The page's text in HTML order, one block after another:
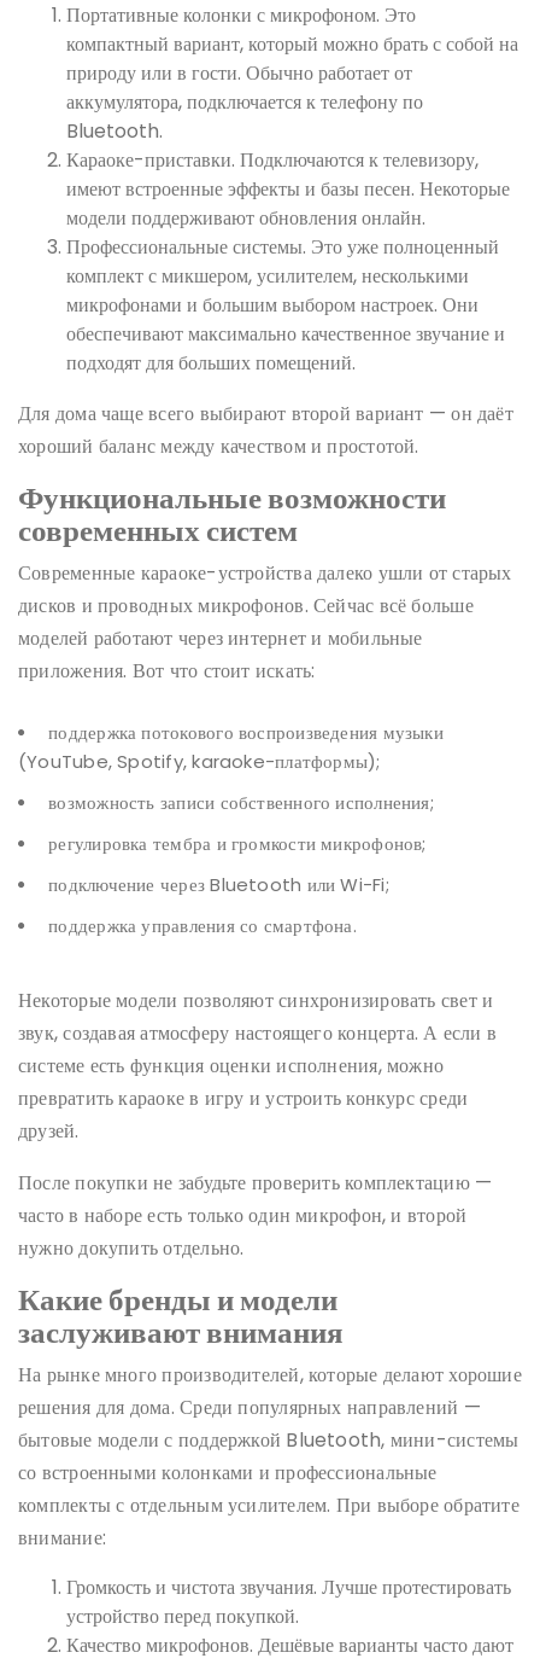
Портативные колонки с микрофоном. Это
компактный вариант, который можно брать с собой на
природу или в гости. Обычно работает от
аккумулятора, подключается к телефону по
Bluetooth.
Караоке-приставки. Подключаются к телевизору,
имеют встроенные эффекты и базы песен. Некоторые
модели поддерживают обновления онлайн.
Профессиональные системы. Это уже полноценный
комплект с микшером, усилителем, несколькими
микрофонами и большим выбором настроек. Они
обеспечивают максимально качественное звучание и
подходят для больших помещений.
Для дома чаще всего выбирают второй вариант — он даёт
хороший баланс между качеством и простотой.
Функциональные возможности
современных систем
Современные караоке-устройства далеко ушли от старых
дисков и проводных микрофонов. Сейчас всё больше
моделей работают через интернет и мобильные
приложения. Вот что стоит искать:
поддержка потокового воспроизведения музыки
(YouTube, Spotify, karaoke-платформы);
возможность записи собственного исполнения;
регулировка тембра и громкости микрофонов;
подключение через Bluetooth или Wi-Fi;
поддержка управления со смартфона.
Некоторые модели позволяют синхронизировать свет и
звук, создавая атмосферу настоящего концерта. А если в
системе есть функция оценки исполнения, можно
превратить караоке в игру и устроить конкурс среди
друзей.
После покупки не забудьте проверить комплектацию —
часто в наборе есть только один микрофон, и второй
нужно докупить отдельно.
Какие бренды и модели
заслуживают внимания
На рынке много производителей, которые делают хорошие
решения для дома. Среди популярных направлений —
бытовые модели с поддержкой Bluetooth, мини-системы
со встроенными колонками и профессиональные
комплекты с отдельным усилителем. При выборе обратите
внимание:
Громкость и чистота звучания. Лучше протестировать
устройство перед покупкой.
Качество микрофонов. Дешёвые варианты часто дают